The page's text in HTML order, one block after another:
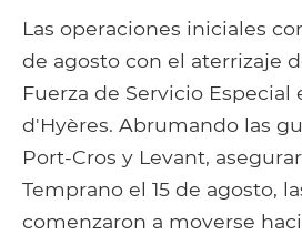
Las operaciones iniciales
de agosto con el aterrizaje
Fuerza de Servicio Especial
d'Hyères. Abrumando las
Port-Cros y Levant,
Temprano el 15 de agosto,
comenzaron a moverse